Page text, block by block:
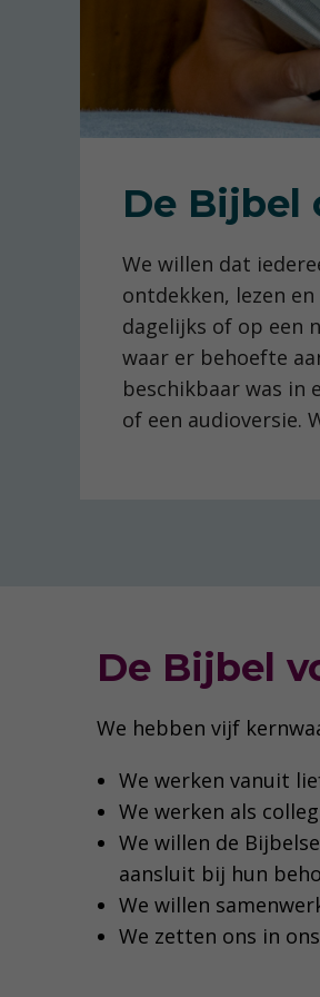
De Bijbel
We willen dat
ontdekken, lezen
dagelijks of op een
waar er behoefte
beschikbaar was in
of een audioversie.
De Bijbel
We hebben vijf
We werken vanuit
We werken als
We willen de
aansluit bij hun
We willen
We zetten ons in